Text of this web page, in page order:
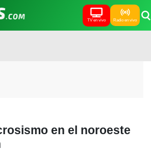
TV en vivo Radio en vivo
en el noroeste